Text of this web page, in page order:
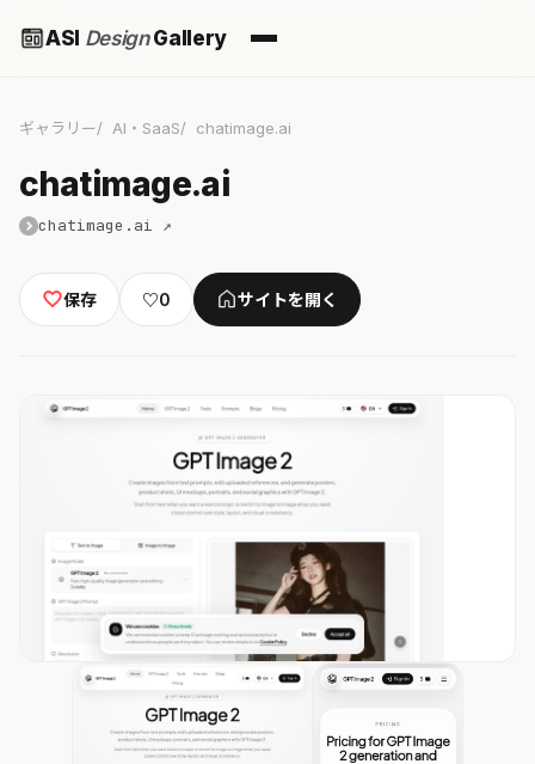
ASI DesignGallery
ギャラリー AI・SaaS chatimage.ai
chatimage.ai
chatimage.ai ↗
保存 ♡0 サイトを開く